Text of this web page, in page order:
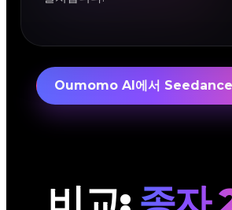
Oumomo AI에서 Seedance